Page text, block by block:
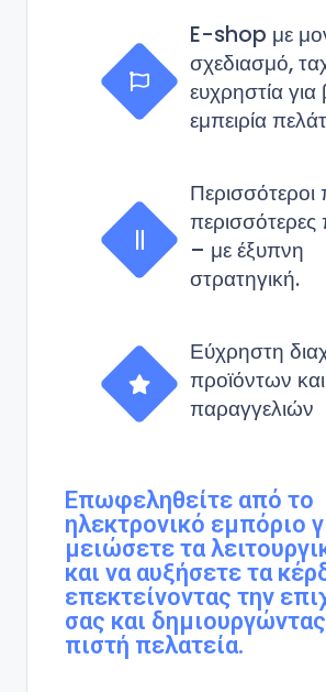
E-shop με
σχεδιασμό,
ευχρηστία για
εμπειρία
Περισσότεροι
– με έξυπνη
στρατηγική.
Εύχρηστη
προϊόντων και
παραγγελιών
Επωφεληθείτε από το
ηλεκτρονικό εμπόριο
μειώσετε τα
και να αυξήσετε τα
επεκτείνοντας την
σας και
πιστή πελατεία.